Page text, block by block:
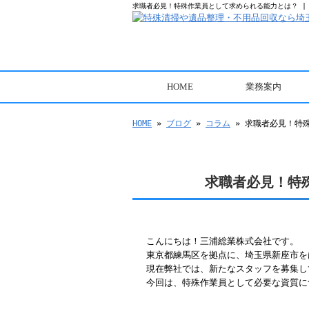
求職者必見！特殊作業員として求められる能力とは？
HOME 業務案内
取り扱い製品
HOME » ブログ » コラム » 求職者必見！特
求職者必見！特
こんにちは！三浦総業株式会社です。
東京都練馬区を拠点に、埼玉県新座市
現在弊社では、新たなスタッフを募集
今回は、特殊作業員として必要な資質